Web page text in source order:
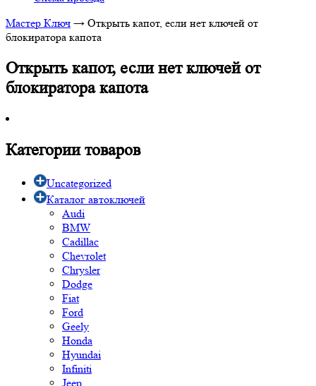
Мастер Ключ
Открыть капот, если нет ключей от блокиратора
капота
Открыть капот, если нет ключей от
блокиратора капота
Категории товаров
Uncategorized
Каталог автоключей
Audi
BMW
Cadillac
Chevrolet
Chrysler
Dodge
Fiat
Ford
Geely
Honda
Hyundai
Infiniti
Jeep